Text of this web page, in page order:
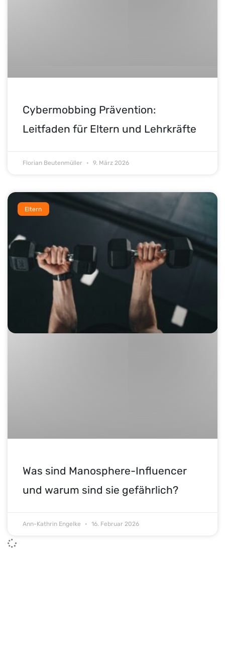
Cybermobbing Prävention:
Leitfaden für Eltern und Lehrkräfte
Florian Beutenmüller 9. März 2026
Eltern
Was sind Manosphere-Influencer
und warum sind sie gefährlich?
Ann-Kathrin Engelke 16. Februar 2026